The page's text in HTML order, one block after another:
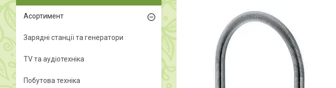
Асортимент
Зарядні станції та генератори
TV та аудіотехніка
Побутова техніка